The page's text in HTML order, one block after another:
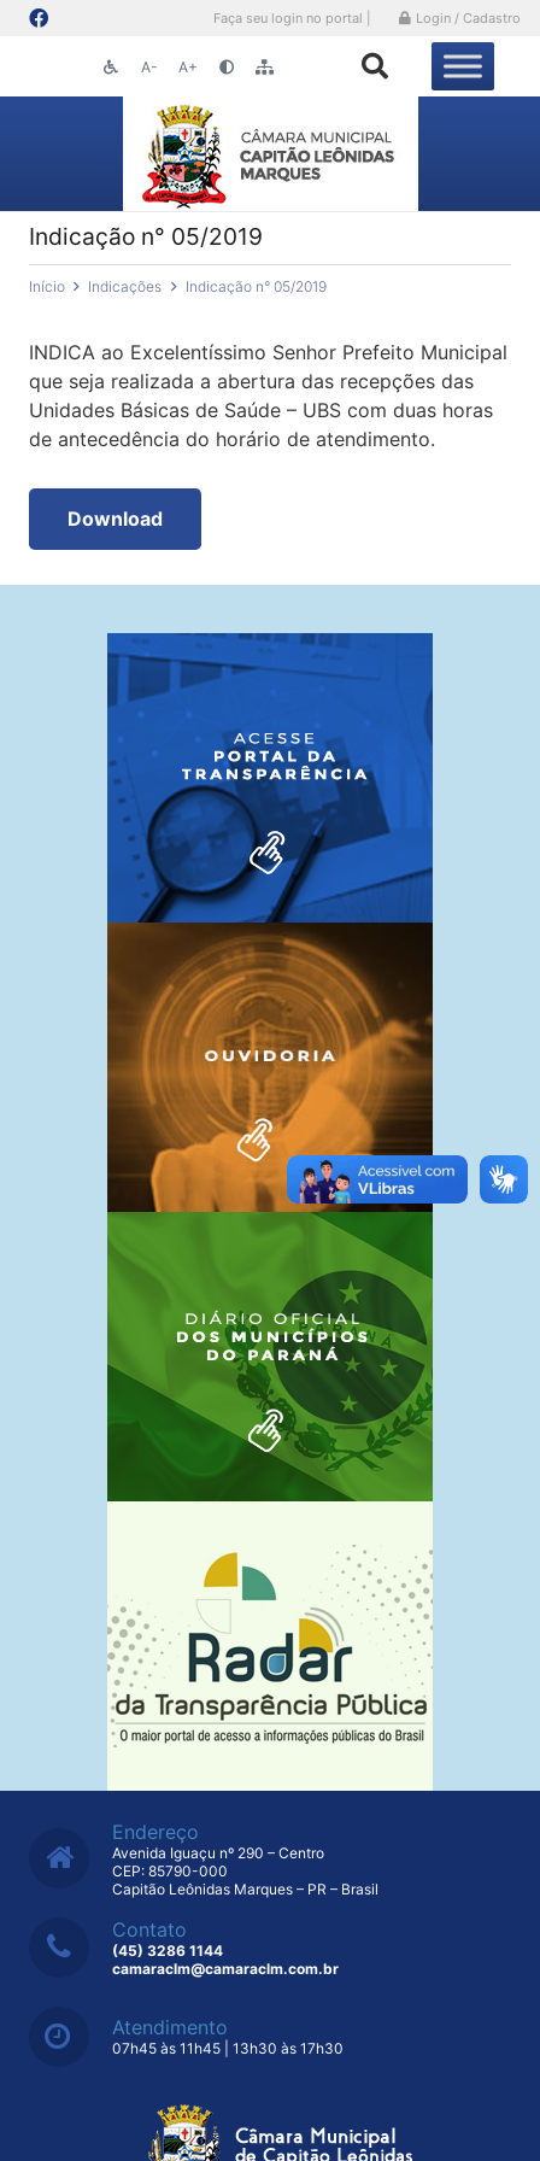
Faça seu login no portal | Login / Cadastro
A- A+
Indicação n° 05/2019
Início Indicações Indicação n° 05/2019
INDICA ao Excelentíssimo Senhor Prefeito Municipal
que seja realizada a abertura das recepções das
Unidades Básicas de Saúde – UBS com duas horas
de antecedência do horário de atendimento.
Download
Endereço
Avenida Iguaçu nº 290 – Centro
CEP: 85790-000
Capitão Leônidas Marques – PR – Brasil
Contato
(45) 3286 1144
camaraclm@camaraclm.com.br
Atendimento
07h45 às 11h45 | 13h30 às 17h30